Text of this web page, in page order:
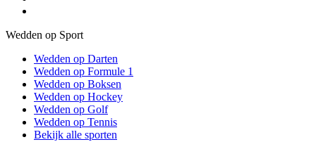
Wedden op Sport
Wedden op Darten
Wedden op Formule 1
Wedden op Boksen
Wedden op Hockey
Wedden op Golf
Wedden op Tennis
Bekijk alle sporten